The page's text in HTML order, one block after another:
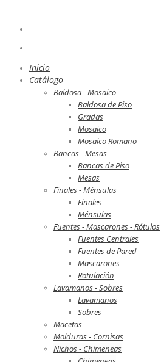
Inicio
Catálogo
Baldosa - Mosaico
Baldosa de Piso
Gradas
Mosaico
Mosaico Romano
Bancas - Mesas
Bancas de Piso
Mesas
Finales - Ménsulas
Finales
Ménsulas
Fuentes - Mascarones - Rótulos
Fuentes Centrales
Fuentes de Pared
Mascarones
Rotulación
Lavamanos - Sobres
Lavamanos
Sobres
Macetas
Molduras - Cornisas
Nichos - Chimeneas